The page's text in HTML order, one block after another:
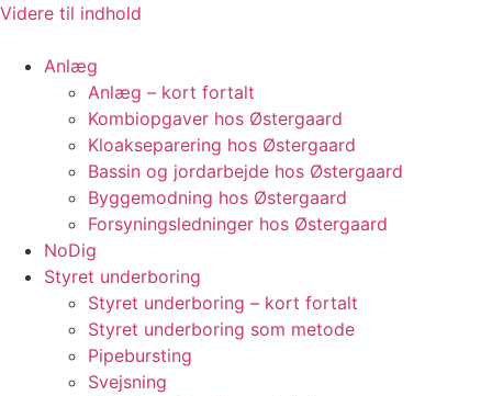
Videre til indhold
Anlæg
Anlæg – kort fortalt
Kombiopgaver hos Østergaard
Kloakseparering hos Østergaard
Bassin og jordarbejde hos Østergaard
Byggemodning hos Østergaard
Forsyningsledninger hos Østergaard
NoDig
Styret underboring
Styret underboring – kort fortalt
Styret underboring som metode
Pipebursting
Svejsning